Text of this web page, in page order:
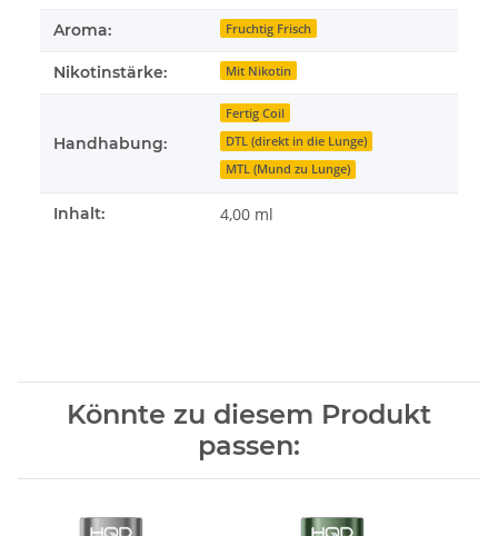
Aroma: Fruchtig Frisch
Nikotinstärke: Mit Nikotin
Handhabung:
Fertig Coil
DTL (direkt in die Lunge)
MTL (Mund zu Lunge)
Inhalt: 4,00 ml
Könnte zu diesem Produkt
passen: